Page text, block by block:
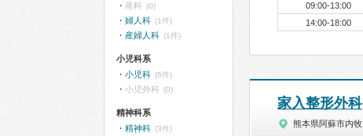
09:00-13:00
14:00-18:00
家入整形外科
熊本県阿蘇市内牧
産科 (0)
婦人科 (1件)
産婦人科 (1件)
小児科系
小児科 (6件)
小児外科 (0)
精神科系
精神科 (3件)